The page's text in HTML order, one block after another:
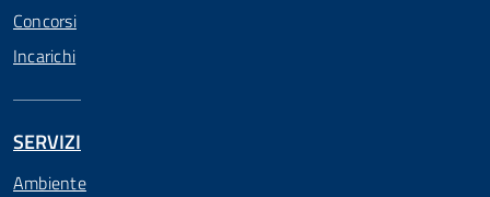
Concorsi
Incarichi
SERVIZI
Ambiente